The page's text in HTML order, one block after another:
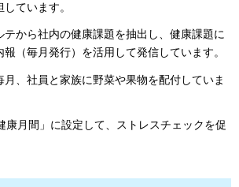
ています。
から社内の健康課題を抽出し、健康課題に
（毎月発行）を活用して発信しています。
、社員と家族に野菜や果物を配付していま
康月間」に設定して、ストレスチェックを促